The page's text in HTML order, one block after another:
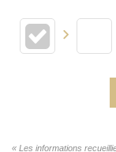
« Les informations